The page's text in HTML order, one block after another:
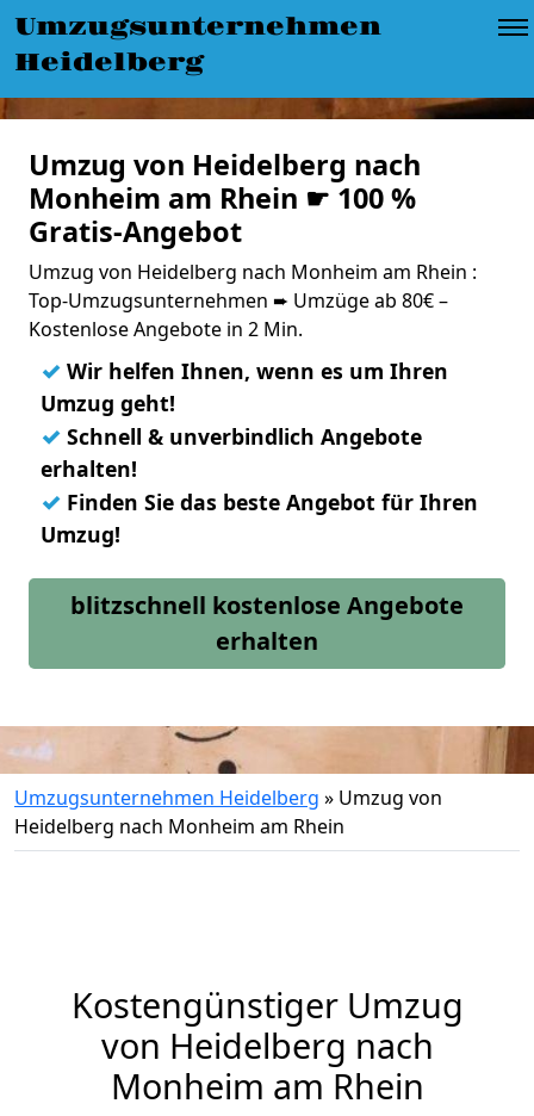
Umzugsunternehmen
Heidelberg
Umzug von Heidelberg nach
Monheim am Rhein ☛ 100 %
Gratis-Angebot
Umzug von Heidelberg nach Monheim am Rhein :
Top-Umzugsunternehmen ➨ Umzüge ab 80€ –
Kostenlose Angebote in 2 Min.
✓ Wir helfen Ihnen, wenn es um Ihren
Umzug geht!
✓ Schnell & unverbindlich Angebote
erhalten!
✓ Finden Sie das beste Angebot für Ihren
Umzug!
blitzschnell kostenlose Angebote
erhalten
Umzugsunternehmen Heidelberg » Umzug von
Heidelberg nach Monheim am Rhein
Kostengünstiger Umzug
von Heidelberg nach
Monheim am Rhein